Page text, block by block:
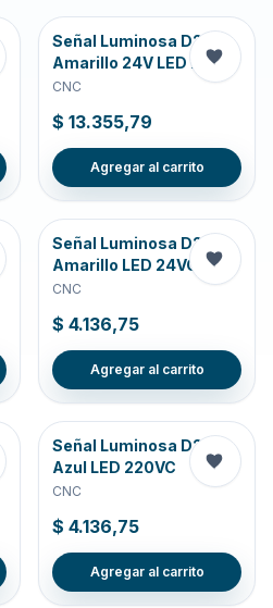
Señal Luminosa D22
Amarillo 24V LED A-m
CNC
$ 13.355,79
Agregar al carrito
Señal Luminosa D22
Amarillo LED 24VCA
CNC
$ 4.136,75
Agregar al carrito
Señal Luminosa D22
Azul LED 220VC
CNC
$ 4.136,75
Agregar al carrito